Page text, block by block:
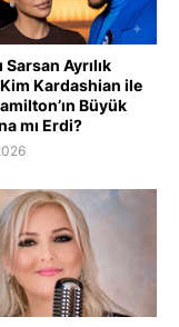
Sarsan Ayrılık
Kardashian ile
Büyük
mı Erdi?